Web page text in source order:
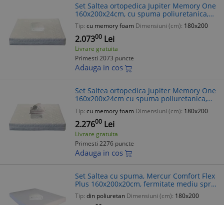
Set Saltea ortopedica Jupiter Memory One
160x200x24cm, cu spuma poliuretanica,
memory foam 4 cm, husa detasabila,
tricot Silver Care, hipoalergenica,
Tip: cu memory foam Dimensiuni (cm): 180x200
2.07300 Lei
Livrare gratuita
Primesti 2073 puncte
Adauga in cos
Set Saltea ortopedica Jupiter Memory One
160x200x24cm cu spuma poliuretanica,
memory foam 4 cm, husa Silver Care
hipoalergenica, fermitate mediu-tare,
Tip: cu memory foam Dimensiuni (cm): 180x200
2.27600 Lei
Livrare gratuita
Primesti 2276 puncte
Adauga in cos
Set Saltea cu spuma, Mercur Comfort Flex
Plus 160x200x20cm, fermitate mediu spre
tare, hipoalergenica, husa detasabila,
Saltsib plus pilota microfibra
Tip: din poliuretan Dimensiuni (cm): 180x200